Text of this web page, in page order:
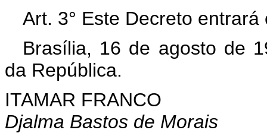
Art. 3° Este Decreto
Brasília, 16 de agosto de
da República.
ITAMAR FRANCO
Djalma Bastos de Morais